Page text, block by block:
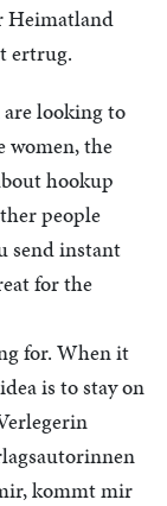
Heimatland
ertrug.
looking to
women, the
hookup
people
send instant
for the
for. When it
is to stay on
kommt mir